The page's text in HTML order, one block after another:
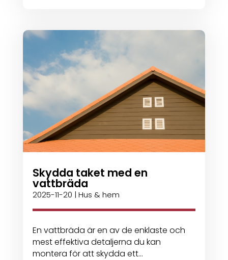
Skydda taket med en
vattbräda
2025-11-20 | Hus & hem
En vattbräda är en av de enklaste och
mest effektiva detaljerna du kan
montera för att skydda ett...